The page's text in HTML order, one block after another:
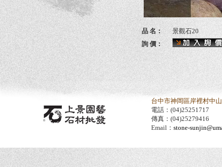
品 名：
景觀石20
詢 價：
台中市神岡區岸裡村中
電話：(04)25251717
傳真：(04)25279416
Email： stone-